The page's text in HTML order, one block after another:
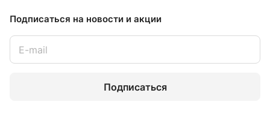
Подписаться на новости и акции
Подписаться